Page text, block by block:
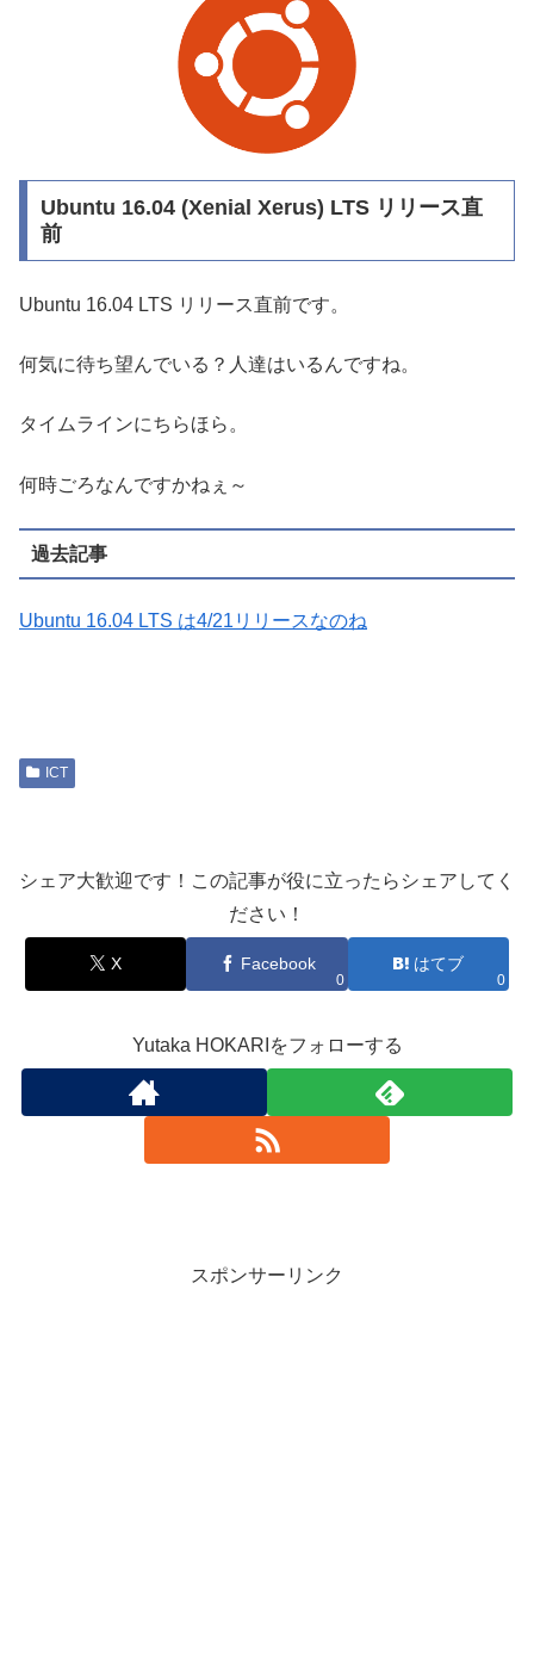
Ubuntu 16.04 (Xenial Xerus) LTS リリース直
前
Ubuntu 16.04 LTS リリース直前です。
何気に待ち望んでいる？人達はいるんですね。
タイムラインにちらほら。
何時ごろなんですかねぇ～
過去記事
Ubuntu 16.04 LTS は4/21リリースなのね
ICT
シェア大歓迎です！この記事が役に立ったらシェアしてく
ださい！
X Facebook
0
はてブ
0
Yutaka HOKARIをフォローする
スポンサーリンク